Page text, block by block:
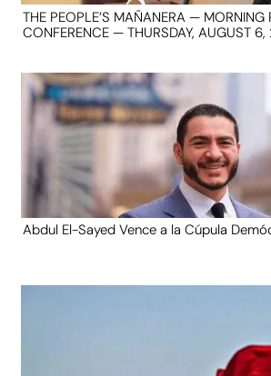
THE PEOPLE’S MAÑANERA — MORNING
CONFERENCE — THURSDAY, AUGUST
Abdul El-Sayed Vence a la Cúpula